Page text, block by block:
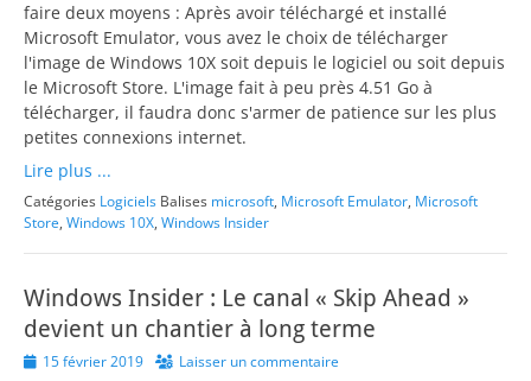
faire deux moyens : Après avoir téléchargé et installé
Microsoft Emulator, vous avez le choix de télécharger
l'image de Windows 10X soit depuis le logiciel ou soit depuis
le Microsoft Store. L'image fait à peu près 4.51 Go à
télécharger, il faudra donc s'armer de patience sur les plus
petites connexions internet.
Lire plus ...
Catégories Logiciels Balises microsoft, Microsoft Emulator, Microsoft
Store, Windows 10X, Windows Insider
Windows Insider : Le canal « Skip Ahead »
devient un chantier à long terme
Posted15 février 2019 Laisser un commentaire